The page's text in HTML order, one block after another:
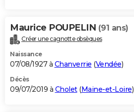
Maurice POUPELIN (91 ans)
Créer une cagnotte obsèques
Naissance
07/08/1927 à Chanverrie (Vendée)
Décès
09/07/2019 à Cholet(Maine-et-Loire)